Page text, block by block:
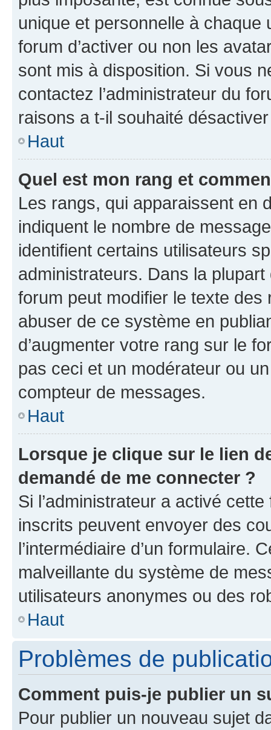
unique et personnelle à chaque
forum d’activer ou non les
sont mis à disposition. Si vous
contactez l’administrateur du
raisons a t-il souhaité
Haut
Quel est mon rang et
Les rangs, qui apparaissent en
indiquent le nombre de
identifient certains utilisateurs
administrateurs. Dans la
forum peut modifier le texte
abuser de ce système en
d’augmenter votre rang sur le
pas ceci et un modérateur ou
compteur de messages.
Haut
Lorsque je clique sur le lien
demandé de me connecter ?
Si l’administrateur a activé
inscrits peuvent envoyer des
l’intermédiaire d’un formulaire.
malveillante du système de
utilisateurs anonymes ou des
Haut
Problèmes de
Comment puis-je publier un
Pour publier un nouveau sujet